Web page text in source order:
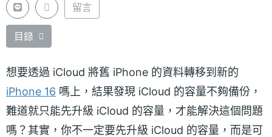
留言
目錄
想要透過 iCloud 將舊 iPhone 的資料轉移到新的
iPhone 16 嗎上，結果發現 iCloud 的容量不夠備份，
難道就只能先升級 iCloud 的容量，才能解決這個問題
嗎？其實，你不一定要先升級 iCloud 的容量，而是可